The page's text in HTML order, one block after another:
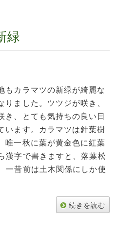
緑
もカラマツの新緑が綺麗な
りました。ツツジが咲き、
き、とても気持ちの良い日
います。カラマツは針葉樹
唯一秋に葉が黄金色に紅葉
漢字で書きますと、落葉松
一昔前は土木関係にしか使
続きを読む